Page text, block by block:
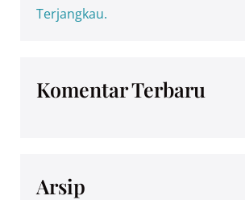
Terjangkau.
Komentar Terbaru
Arsip